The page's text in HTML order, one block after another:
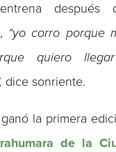
después
“yo corro porque
quiero
dice sonriente.
la primera
de la